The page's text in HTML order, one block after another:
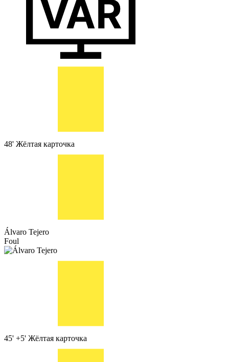
48' Жёлтая карточка
Álvaro Tejero
Foul
45' +5' Жёлтая карточка